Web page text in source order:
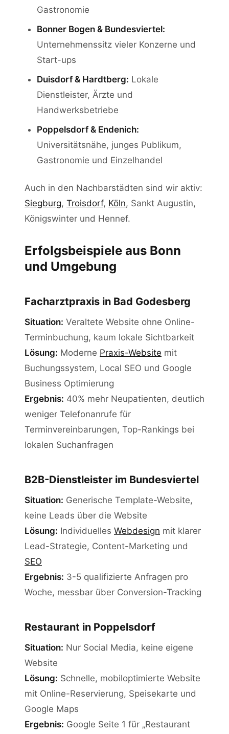
Gastronomie
Bonner Bogen & Bundesviertel:
Unternehmenssitz vieler Konzerne und
Start-ups
Duisdorf & Hardtberg: Lokale
Dienstleister, Ärzte und
Handwerksbetriebe
Poppelsdorf & Endenich:
Universitätsnähe, junges Publikum,
Gastronomie und Einzelhandel
Auch in den Nachbarstädten sind wir aktiv:
Siegburg, Troisdorf, Köln, Sankt Augustin,
Königswinter und Hennef.
Erfolgsbeispiele aus Bonn
und Umgebung
Facharztpraxis in Bad Godesberg
Situation: Veraltete Website ohne Online-
Terminbuchung, kaum lokale Sichtbarkeit
Lösung: Moderne Praxis-Website mit
Buchungssystem, Local SEO und Google
Business Optimierung
Ergebnis: 40% mehr Neupatienten, deutlich
weniger Telefonanrufe für
Terminvereinbarungen, Top-Rankings bei
lokalen Suchanfragen
B2B-Dienstleister im Bundesviertel
Situation: Generische Template-Website,
keine Leads über die Website
Lösung: Individuelles Webdesign mit klarer
Lead-Strategie, Content-Marketing und
SEO
Ergebnis: 3-5 qualifizierte Anfragen pro
Woche, messbar über Conversion-Tracking
Restaurant in Poppelsdorf
Situation: Nur Social Media, keine eigene
Website
Lösung: Schnelle, mobiloptimierte Website
mit Online-Reservierung, Speisekarte und
Google Maps
Ergebnis: Google Seite 1 für „Restaurant